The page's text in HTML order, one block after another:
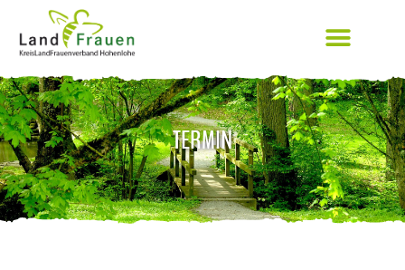
TERMIN